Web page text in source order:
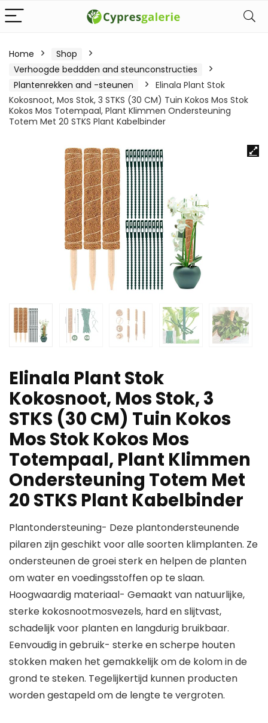
Home
Shop
Verhoogde beddden and steunconstructies
Plantenrekken and -steunen
Elinala Plant Stok
Kokosnoot, Mos Stok, 3 STKS (30 CM) Tuin Kokos Mos Stok
Kokos Mos Totempaal, Plant Klimmen Ondersteuning
Totem Met 20 STKS Plant Kabelbinder
Elinala Plant Stok
Kokosnoot, Mos Stok, 3
STKS (30 CM) Tuin Kokos
Mos Stok Kokos Mos
Totempaal, Plant Klimmen
Ondersteuning Totem Met
20 STKS Plant Kabelbinder
Plantondersteuning- Deze plantondersteunende
pilaren zijn geschikt voor alle soorten klimplanten. Ze
ondersteunen de groei sterk en helpen de planten
om water en voedingsstoffen op te slaan.
Hoogwaardig materiaal- Gemaakt van natuurlijke,
sterke kokosnootmosvezels, hard en slijtvast,
schadelijk voor planten en langdurig bruikbaar.
Eenvoudig in gebruik- sterke en scherpe houten
stokken maken het gemakkelijk om de kolom in de
grond te steken. Tegelijkertijd kunnen producten
worden gestapeld om de lengte te vergroten.